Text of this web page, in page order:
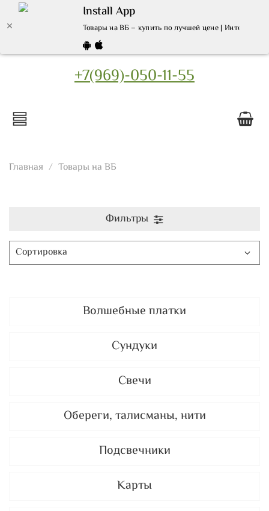
Install App
Товары на ВБ – купить по лучшей цене | Интернет
+7(969)-050-11-55
Главная Товары на ВБ
Фильтры
Волшебные платки
Сундуки
Свечи
Обереги, талисманы, нити
Подсвечники
Карты